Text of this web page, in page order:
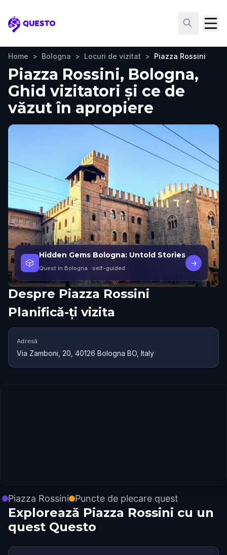
Questo
Home > Bologna > Locuri de vizitat > Piazza Rossini
Piazza Rossini, Bologna,
Ghid vizitatori și ce de
văzut în apropiere
🎲
Hidden Gems Bologna: Untold Stories
Quest in Bologna · self-guided
→
Despre Piazza Rossini
Planifică-ți vizita
Adresă
Via Zamboni, 20, 40126 Bologna BO, Italy
Piazza Rossini Puncte de plecare quest
Explorează Piazza Rossini cu un
quest Questo